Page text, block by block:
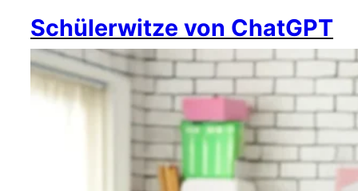
Schülerwitze von ChatGPT